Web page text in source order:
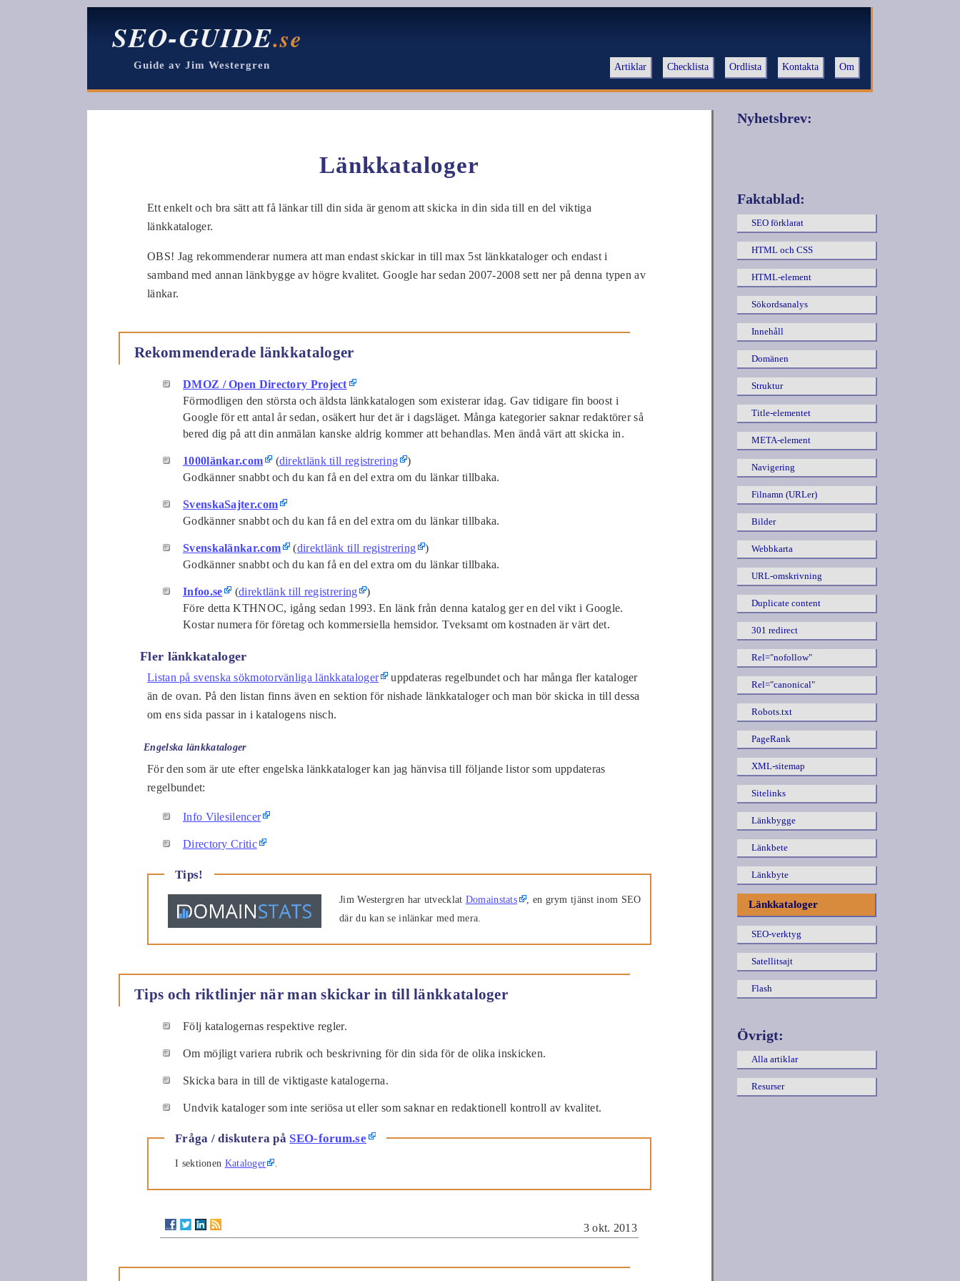
SEO-GUIDE.se
Guide av Jim Westergren Artiklar Checklista Ordlista Kontakta Om
Länkkataloger
Ett enkelt och bra sätt att få länkar till din sida är genom att skicka in din sida till en del viktiga
länkkataloger.
OBS! Jag rekommenderar numera att man endast skickar in till max 5st länkkataloger och endast i
samband med annan länkbygge av högre kvalitet. Google har sedan 2007-2008 sett ner på denna typen av
länkar.
Rekommenderade länkkataloger
DMOZ / Open Directory Project
Förmodligen den största och äldsta länkkatalogen som existerar idag. Gav tidigare fin boost i
Google för ett antal år sedan, osäkert hur det är i dagsläget. Många kategorier saknar redaktörer så
bered dig på att din anmälan kanske aldrig kommer att behandlas. Men ändå värt att skicka in.
1000länkar.com (direktlänk till registrering
)
Godkänner snabbt och du kan få en del extra om du länkar tillbaka.
SvenskaSajter.com
Godkänner snabbt och du kan få en del extra om du länkar tillbaka.
Svenskalänkar.com (direktlänk till registrering
)
Godkänner snabbt och du kan få en del extra om du länkar tillbaka.
Infoo.se (direktlänk till registrering
)
Före detta KTHNOC, igång sedan 1993. En länk från denna katalog ger en del vikt i Google.
Kostar numera för företag och kommersiella hemsidor. Tveksamt om kostnaden är värt det.
Fler länkkataloger
Listan på svenska sökmotorvänliga länkkataloger
uppdateras regelbundet och har många fler kataloger
än de ovan. På den listan finns även en sektion för nishade länkkataloger och man bör skicka in till dessa
om ens sida passar in i katalogens nisch.
Engelska länkkataloger
För den som är ute efter engelska länkkataloger kan jag hänvisa till följande listor som uppdateras
regelbundet:
Info Vilesilencer
Directory Critic
Tips!
Jim Westergren har utvecklat Domainstats
, en grym tjänst inom SEO
där du kan se inlänkar med mera.
Tips och riktlinjer när man skickar in till länkkataloger
Följ katalogernas respektive regler.
Om möjligt variera rubrik och beskrivning för din sida för de olika inskicken.
Skicka bara in till de viktigaste katalogerna.
Undvik kataloger som inte seriösa ut eller som saknar en redaktionell kontroll av kvalitet.
Fråga / diskutera på SEO-forum.se
I sektionen Kataloger .
3 okt. 2013
Nyhetsbrev:
Faktablad:
SEO förklarat
HTML och CSS
HTML-element
Sökordsanalys
Innehåll
Domänen
Struktur
Title-elementet
META-element
Navigering
Filnamn (URLer)
Bilder
Webbkarta
URL-omskrivning
Duplicate content
301 redirect
Rel="nofollow"
Rel="canonical"
Robots.txt
PageRank
XML-sitemap
Sitelinks
Länkbygge
Länkbete
Länkbyte
Länkkataloger
SEO-verktyg
Satellitsajt
Flash
Övrigt:
Alla artiklar
Resurser